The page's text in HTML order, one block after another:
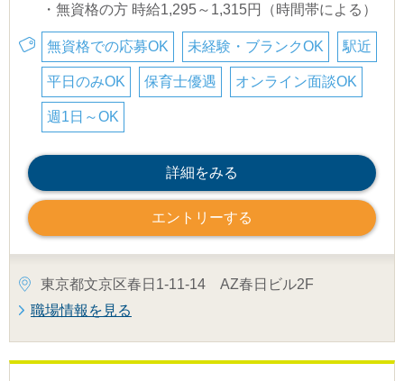
・無資格の方 時給1,295～1,315円（時間帯による）
無資格での応募OK 未経験・ブランクOK 駅近
平日のみOK 保育士優遇 オンライン面談OK
週1日～OK
詳細をみる
エントリーする
東京都文京区春日1-11-14 AZ春日ビル2F
職場情報を見る